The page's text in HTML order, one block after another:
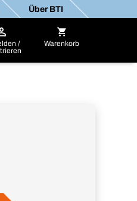
Über BTI
/
Warenkorb